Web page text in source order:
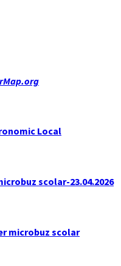
Local
scolar-23.04.2026
microbuz scolar